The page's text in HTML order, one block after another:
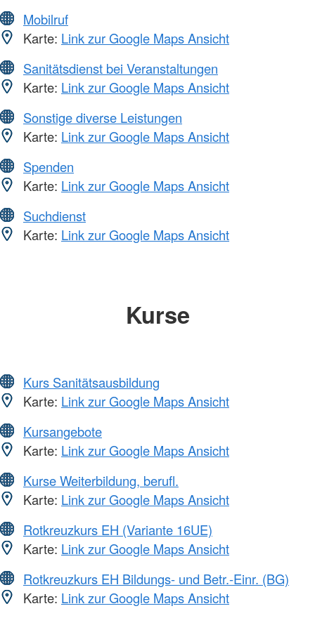
Mobilruf
Karte: Link zur Google Maps Ansicht
Sanitätsdienst bei Veranstaltungen
Karte: Link zur Google Maps Ansicht
Sonstige diverse Leistungen
Karte: Link zur Google Maps Ansicht
Spenden
Karte: Link zur Google Maps Ansicht
Suchdienst
Karte: Link zur Google Maps Ansicht
Kurse
Kurs Sanitätsausbildung
Karte: Link zur Google Maps Ansicht
Kursangebote
Karte: Link zur Google Maps Ansicht
Kurse Weiterbildung, berufl.
Karte: Link zur Google Maps Ansicht
Rotkreuzkurs EH (Variante 16UE)
Karte: Link zur Google Maps Ansicht
Rotkreuzkurs EH Bildungs- und Betr.-Einr. (BG)
Karte: Link zur Google Maps Ansicht